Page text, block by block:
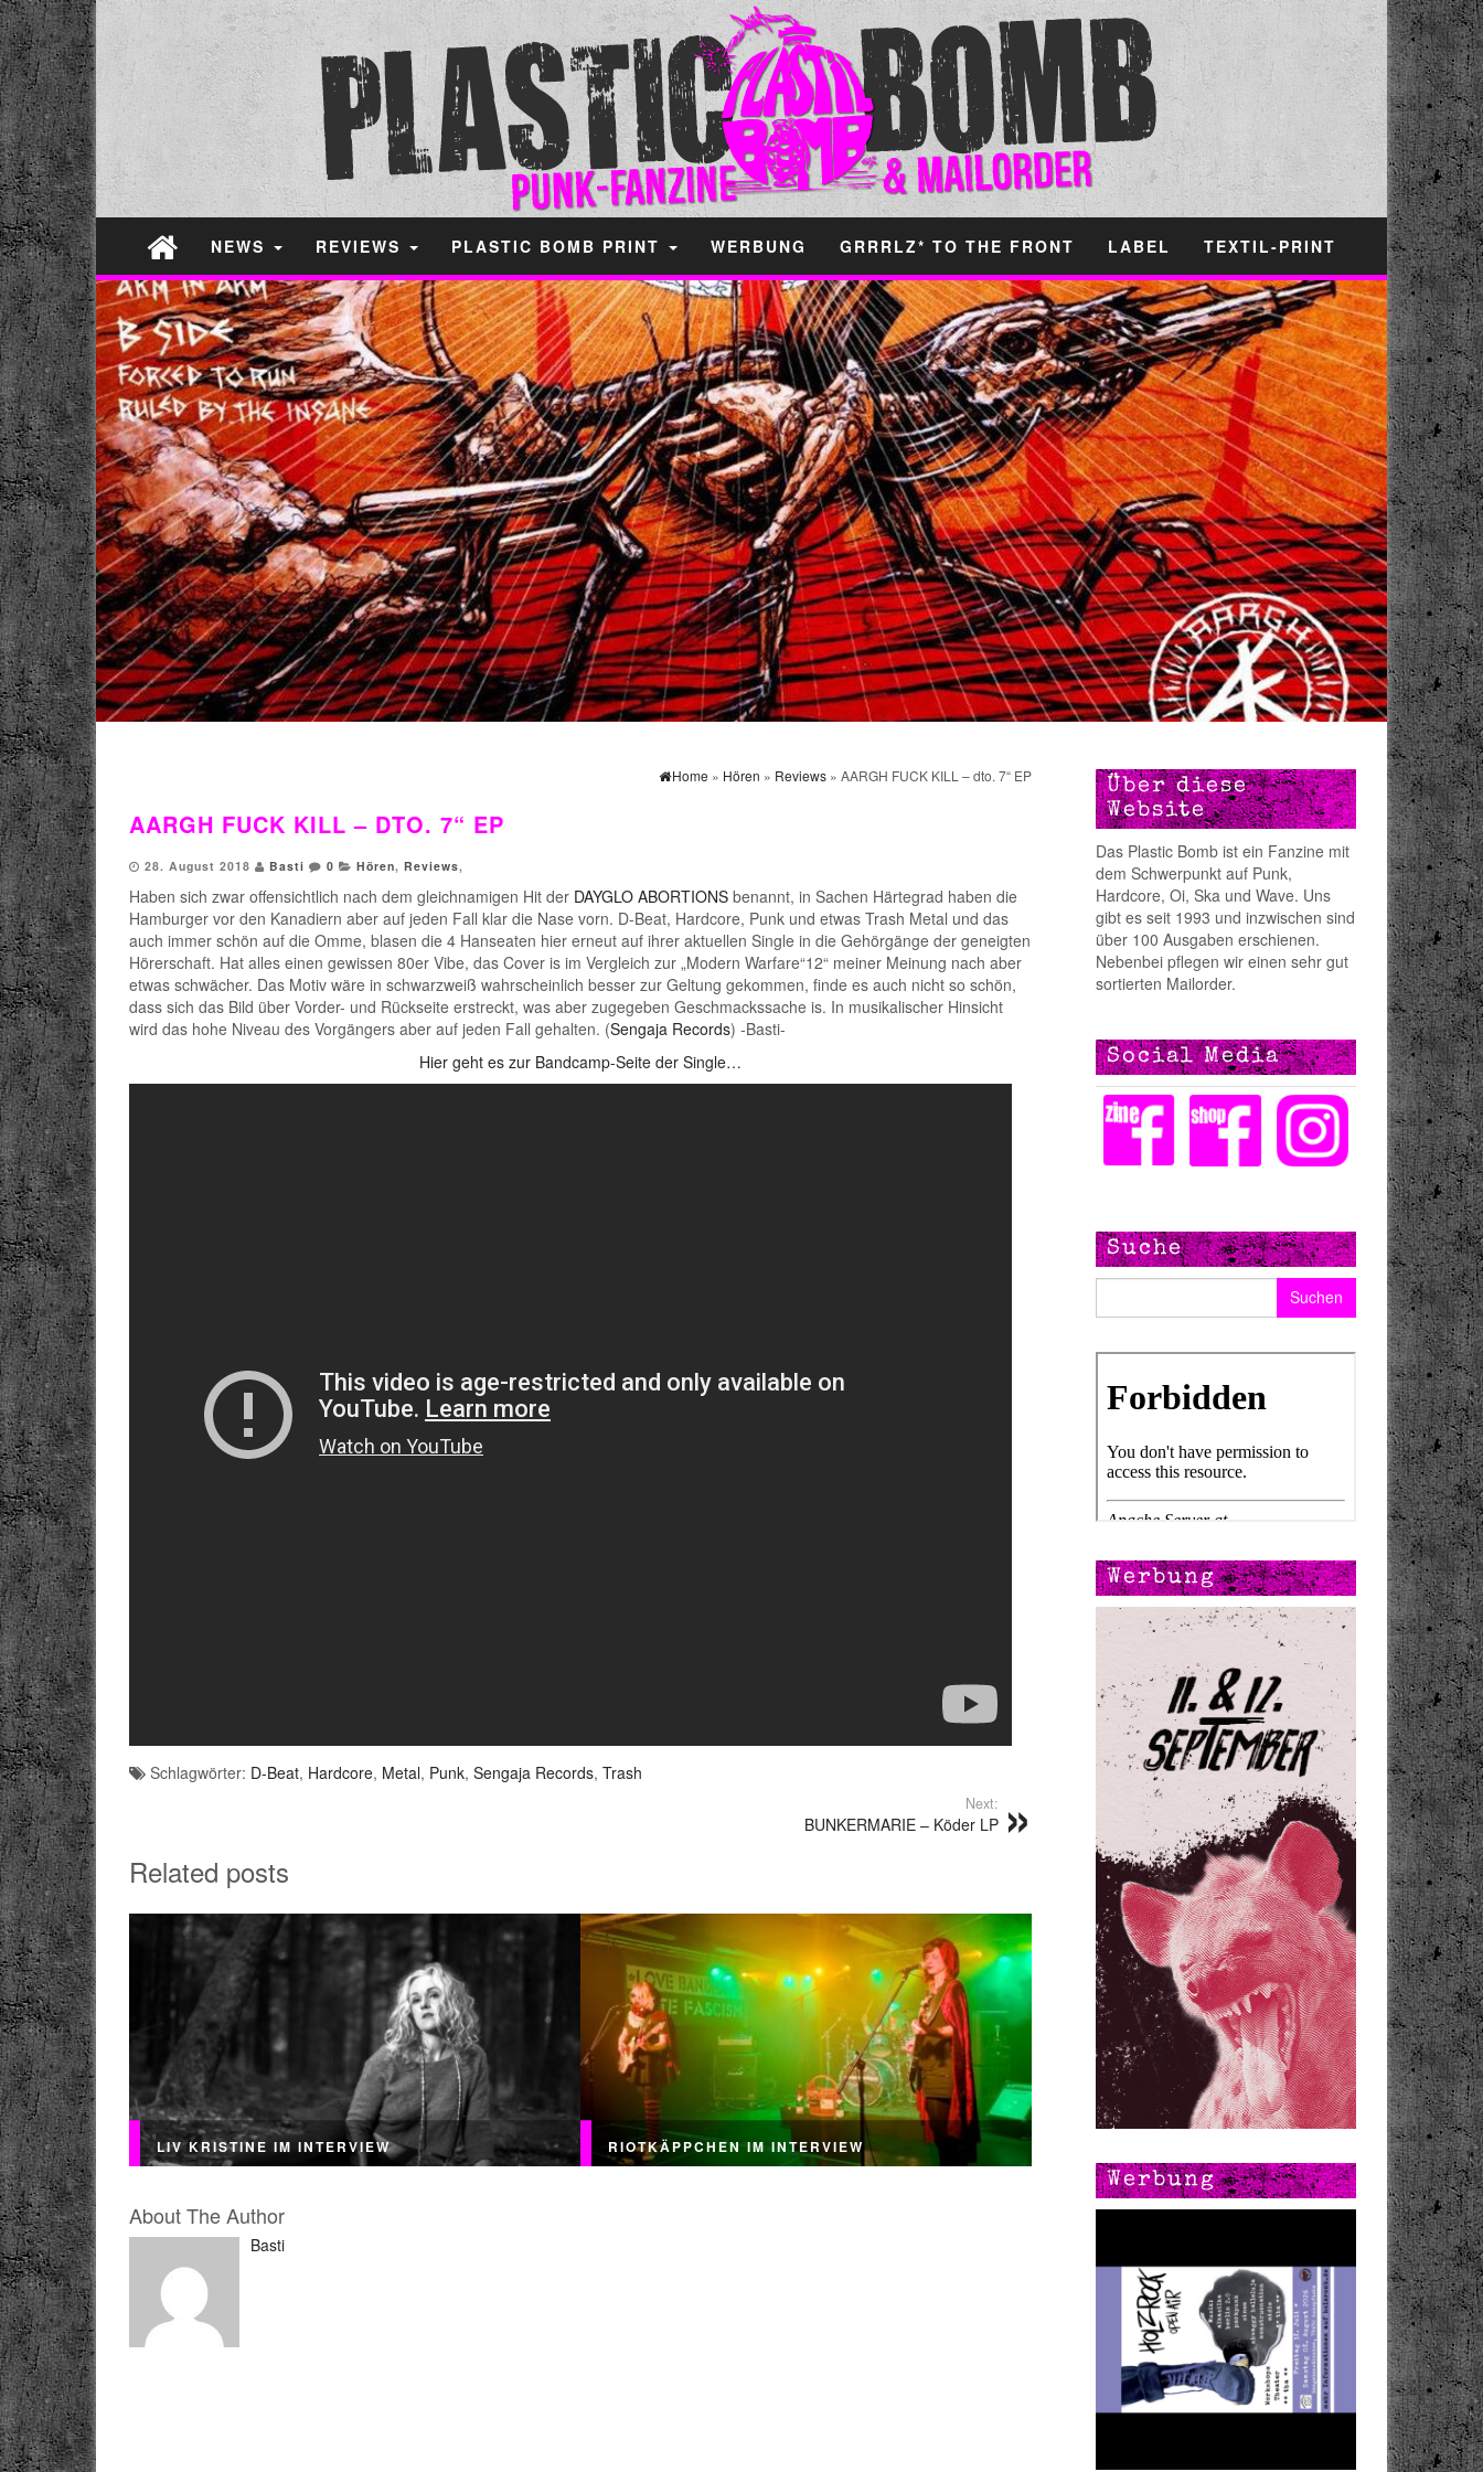
NEWS REVIEWS PLASTIC BOMB PRINT WERBUNG GRRRLZ* TO THE FRONT LABEL TEXTIL-PRINT
Home » Hören » Reviews» AARGH FUCK KILL – dto. 7“ EP
AARGH FUCK KILL – DTO. 7“ EP
28. August 2018 Basti 0 Hören, Reviews,
Haben sich zwar offensichtlich nach dem gleichnamigen Hit der DAYGLO ABORTIONS benannt, in Sachen Härtegrad haben die
Hamburger vor den Kanadiern aber auf jeden Fall klar die Nase vorn. D-Beat, Hardcore, Punk und etwas Trash Metal und das
auch immer schön auf die Omme, blasen die 4 Hanseaten hier erneut auf ihrer aktuellen Single in die Gehörgänge der geneigten
Hörerschaft. Hat alles einen gewissen 80er Vibe, das Cover is im Vergleich zur „Modern Warfare“12“ meiner Meinung nach aber
etwas schwächer. Das Motiv wäre in schwarzweiß wahrscheinlich besser zur Geltung gekommen, finde es auch nicht so schön,
dass sich das Bild über Vorder- und Rückseite erstreckt, was aber zugegeben Geschmackssache is. In musikalischer Hinsicht
wird das hohe Niveau des Vorgängers aber auf jeden Fall gehalten. (Sengaja Records) -Basti-
Hier geht es zur Bandcamp-Seite der Single…
Schlagwörter: D-Beat, Hardcore, Metal, Punk, Sengaja Records, Trash
Next:
BUNKERMARIE – Köder LP
Related posts
LIV KRISTINE IM INTERVIEW
Auch heute gibt es noch ein ehemals für Vinylkeks
angefragtes Interview bei GRRRLZ* TO THE FRONT.
Gothrock und Metalqueen Liv Kristine erzählt über
ihren persönlichen...
RIOTKÄPPCHEN IM INTERVIEW
About The Author
Basti
Über diese
Website
Das Plastic Bomb ist ein Fanzine mit
dem Schwerpunkt auf Punk,
Hardcore, Oi, Ska und Wave. Uns
gibt es seit 1993 und inzwischen sind
über 100 Ausgaben erschienen.
Nebenbei pflegen wir einen sehr gut
sortierten Mailorder.
Social Media
Suche
Werbung
Werbung